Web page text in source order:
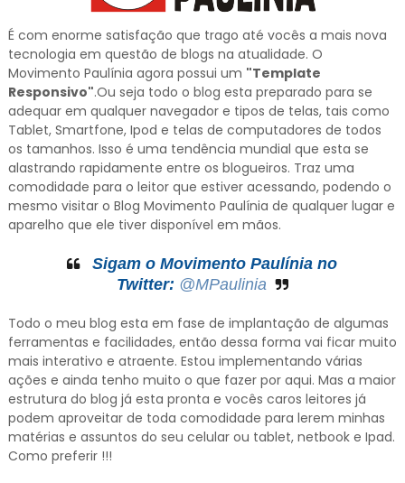
É com enorme satisfação que trago até vocês a mais nova
tecnologia em questão de blogs na atualidade. O
Movimento Paulínia agora possui um "Template
Responsivo".Ou seja todo o blog esta preparado para se
adequar em qualquer navegador e tipos de telas, tais como
Tablet, Smartfone, Ipod e telas de computadores de todos
os tamanhos. Isso é uma tendência mundial que esta se
alastrando rapidamente entre os blogueiros. Traz uma
comodidade para o leitor que estiver acessando, podendo o
mesmo visitar o Blog Movimento Paulínia de qualquer lugar e
aparelho que ele tiver disponível em mãos.
Sigam o Movimento Paulínia no
Twitter: @MPaulinia
Todo o meu blog esta em fase de implantação de algumas
ferramentas e facilidades, então dessa forma vai ficar muito
mais interativo e atraente. Estou implementando várias
ações e ainda tenho muito o que fazer por aqui. Mas a maior
estrutura do blog já esta pronta e vocês caros leitores já
podem aproveitar de toda comodidade para lerem minhas
matérias e assuntos do seu celular ou tablet, netbook e Ipad.
Como preferir !!!